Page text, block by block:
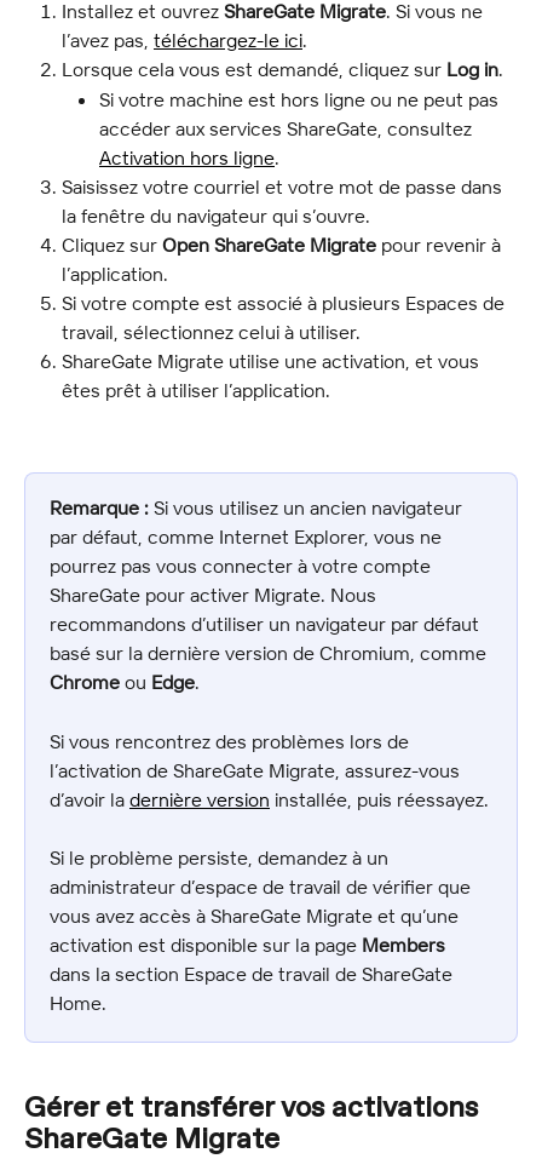
Installez et ouvrez ShareGate Migrate. Si vous ne
l’avez pas, téléchargez-le ici.
Lorsque cela vous est demandé, cliquez sur Log in.
Si votre machine est hors ligne ou ne peut pas
accéder aux services ShareGate, consultez
Activation hors ligne.
Saisissez votre courriel et votre mot de passe dans
la fenêtre du navigateur qui s’ouvre.
Cliquez sur Open ShareGate Migrate pour revenir à
l’application.
Si votre compte est associé à plusieurs Espaces de
travail, sélectionnez celui à utiliser.
ShareGate Migrate utilise une activation, et vous
êtes prêt à utiliser l’application.
Remarque : Si vous utilisez un ancien navigateur
par défaut, comme Internet Explorer, vous ne
pourrez pas vous connecter à votre compte
ShareGate pour activer Migrate. Nous
recommandons d’utiliser un navigateur par défaut
basé sur la dernière version de Chromium, comme
Chrome ou Edge.
Si vous rencontrez des problèmes lors de
l’activation de ShareGate Migrate, assurez-vous
d’avoir la dernière version installée, puis réessayez.
Si le problème persiste, demandez à un
administrateur d’espace de travail de vérifier que
vous avez accès à ShareGate Migrate et qu’une
activation est disponible sur la page Members
dans la section Espace de travail de ShareGate
Home.
Gérer et transférer vos activations
ShareGate Migrate